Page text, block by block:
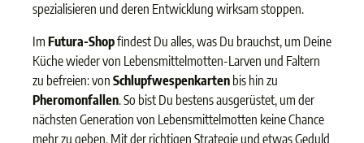
spezialisieren und deren Entwicklung wirksam stoppen.
Im Futura-Shopfindest Du alles, was Du brauchst, um Deine
Küche wieder von Lebensmittelmotten-Larven und Faltern
zu befreien: von Schlupfwespenkarten bis hin zu
Pheromonfallen. So bist Du bestens ausgerüstet, um der
nächsten Generation von Lebensmittelmotten keine Chance
mehr zu geben. Mit der richtigen Strategie und etwas Geduld